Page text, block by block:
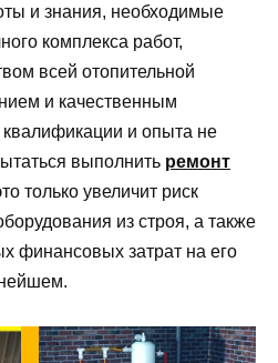
и знания, необходимые
комплекса работ,
всей отопительной
и качественным
и опыта не
выполнить ремонт
только увеличит риск
из строя, а также
финансовых затрат на его